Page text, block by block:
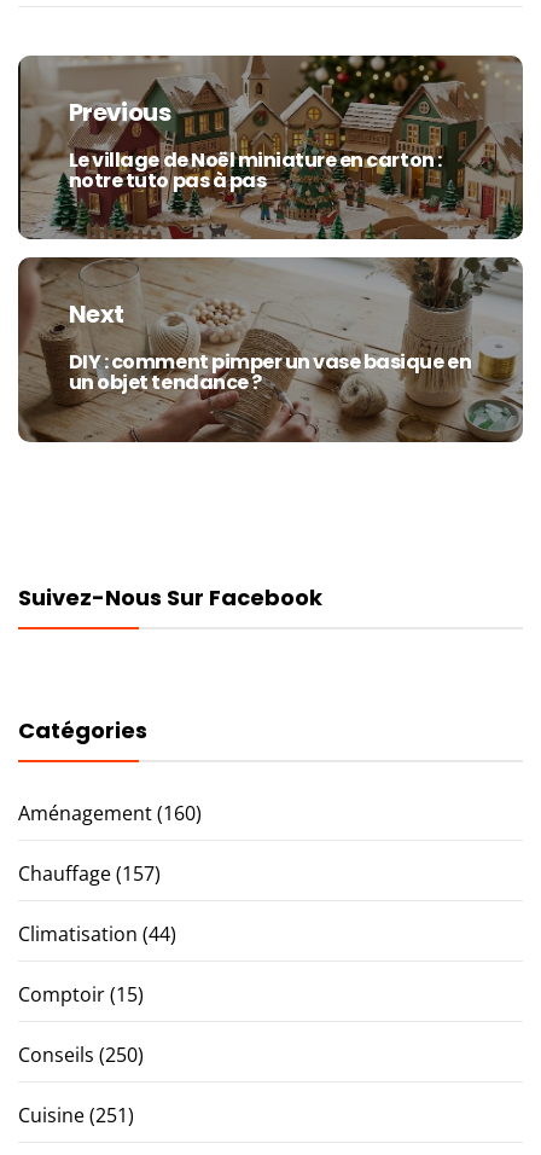
Navigation
de
l’article
Previous
Previous
post:
Le village de Noël miniature en carton :
notre tuto pas à pas
Next
Next
post:
DIY : comment pimper un vase basique en
un objet tendance ?
Suivez-Nous Sur Facebook
Catégories
Aménagement(160)
Chauffage(157)
Climatisation (44)
Comptoir(15)
Conseils (250)
Cuisine(251)